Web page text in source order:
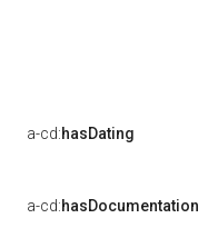
a-cd:hasDating
a-cd:hasDocumentation